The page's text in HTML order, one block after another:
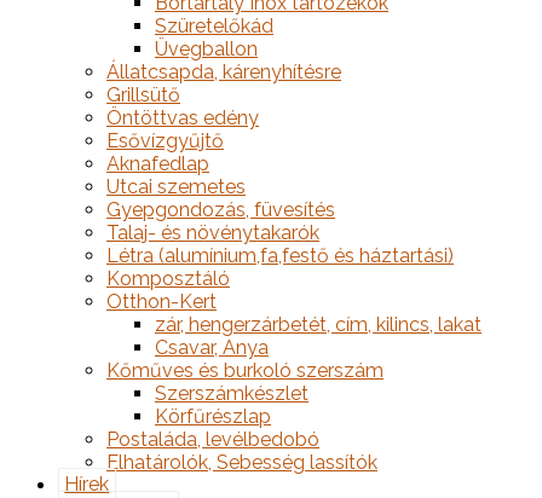
Szüretelőkád
Üvegballon
Állatcsapda, kárenyhítésre
Grillsütő
Öntöttvas edény
Esővízgyűjtő
Aknafedlap
Utcai szemetes
Gyepgondozás, füvesítés
Talaj- és növénytakarók
Létra (alumínium,fa,festő és háztartási)
Komposztáló
Otthon-Kert
zár, hengerzárbetét, cím, kilincs, lakat
Csavar, Anya
Kőműves és burkoló szerszám
Szerszámkészlet
Körfűrészlap
Postaláda, levélbedobó
Elhatárolók, Sebesség lassítók
Hírek